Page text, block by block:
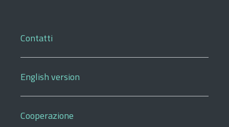
Contatti
English version
Cooperazione